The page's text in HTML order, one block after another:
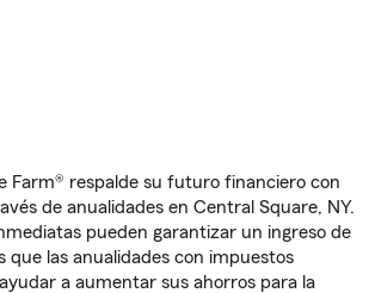
Farm® respalde su futuro financiero con
de anualidades en Central Square, NY.
pueden garantizar un ingreso de
que las anualidades con impuestos
a aumentar sus ahorros para la